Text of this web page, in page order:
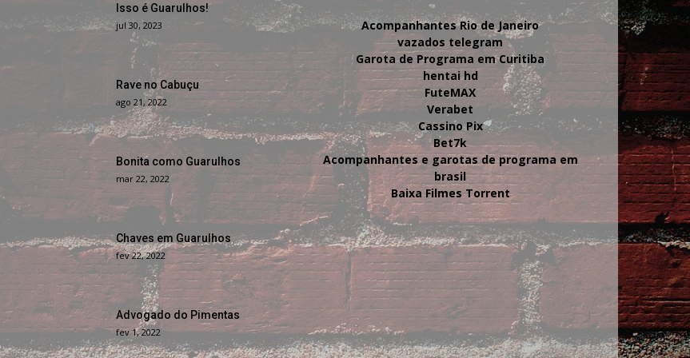
Isso é Guarulhos!
jul 30, 2023
Rave no Cabuçu
ago 21, 2022
Bonita como Guarulhos
mar 22, 2022
Chaves em Guarulhos
fev 22, 2022
Advogado do Pimentas
fev 1, 2022
Acompanhantes Rio de Janeiro
vazados telegram
Garota de Programa em Curitiba
hentai hd
FuteMAX
Verabet
Cassino Pix
Bet7k
Acompanhantes e garotas de programa em
brasil
Baixa Filmes Torrent